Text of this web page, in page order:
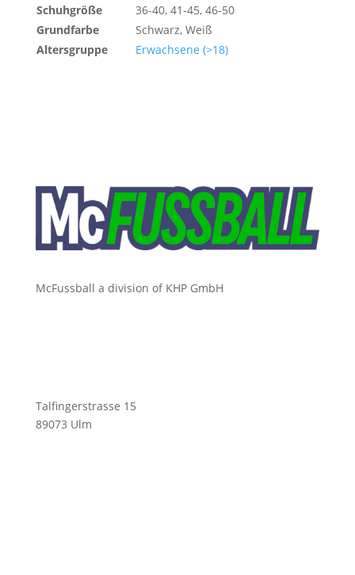
Schuhgröße
36-40, 41-45, 46-50
Grundfarbe
Schwarz, Weiß
Altersgruppe
Erwachsene (>18)
McFussball a division of KHP GmbH
Talfingerstrasse 15
89073 Ulm